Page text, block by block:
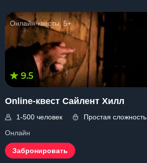
Онлайн-квесты, 5+
9.5
Online-квест Сайлент Хилл
1-500 человек
Простая сложность
Онлайн
Забронировать